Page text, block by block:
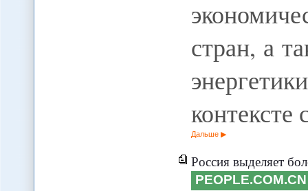
стран, а
Дальше
Россия выделяет более 50 млн
PEOPLE.COM.CN